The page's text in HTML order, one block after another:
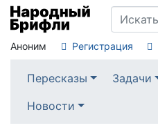
Аноним Регистрация
Пересказы Задачи
Новости